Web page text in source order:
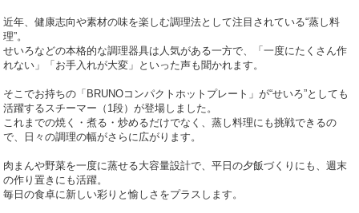
近年、健康志向や素材の味を楽しむ調理法として注目されている“蒸し料
理”。
せいろなどの本格的な調理器具は人気がある一方で、「一度にたくさん作
れない」「お手入れが大変」といった声も聞かれます。
そこでお持ちの「BRUNOコンパクトホットプレート」が“せいろ”としても
活躍するスチーマー（1段）が登場しました。
これまでの焼く・煮る・炒めるだけでなく、蒸し料理にも挑戦できるの
で、日々の調理の幅がさらに広がります。
肉まんや野菜を一度に蒸せる大容量設計で、平日の夕飯づくりにも、週末
の作り置きにも活躍。
毎日の食卓に新しい彩りと愉しさをプラスします。